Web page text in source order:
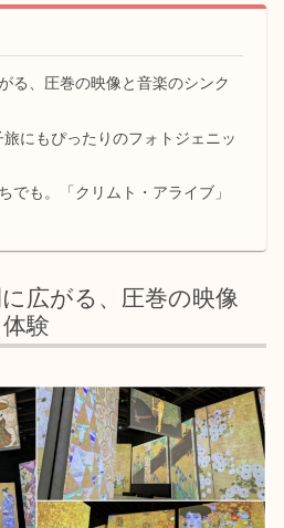
る、圧巻の映像と音楽のシンク
にもぴったりのフォトジェニッ
でも。「クリムト・アライブ」
広がる、圧巻の映像
験